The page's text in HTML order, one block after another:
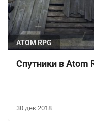
ATOM RPG
Спутники в Atom
30 дек 2018